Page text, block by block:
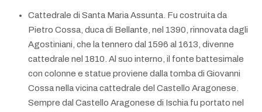
Cattedrale di Santa Maria Assunta. Fu costruita da
Pietro Cossa, duca di Bellante, nel 1390, rinnovata dagli
Agostiniani, che la tennero dal 1596 al 1613, divenne
cattedrale nel 1810. Al suo interno, il fonte battesimale
con colonne e statue proviene dalla tomba di Giovanni
Cossa nella vicina cattedrale del Castello Aragonese.
Sempre dal Castello Aragonese di Ischia fu portato nel